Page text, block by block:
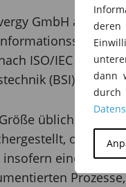
deren
dann
durch
GmbH als
ISO/IEC
(BSI)
üblich, wurde
ohne
eine